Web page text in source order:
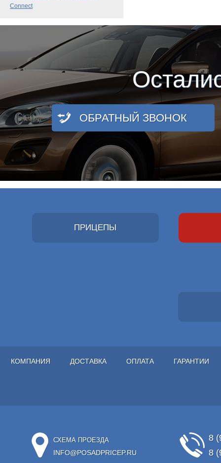
Connect
ОБРАТНЫЙ ЗВОНОК
ПРИЦЕПЫ
КОМПАНИЯ ДОСТАВКА ОПЛАТА ГАРАНТИИ
СХЕМА ПРОЕЗДА
INFO@POSADPRICEP.RU
8
8